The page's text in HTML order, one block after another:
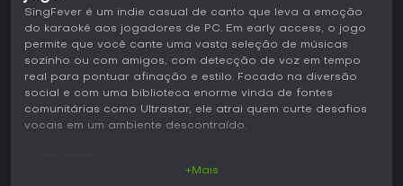
SingFever é um indie casual de canto que leva a emoção
do karaokê aos jogadores de PC. Em early access, o jogo
permite que você cante uma vasta seleção de músicas
sozinho ou com amigos, com detecção de voz em tempo
real para pontuar afinação e estilo. Focado na diversão
social e com uma biblioteca enorme vinda de fontes
comunitárias como Ultrastar, ele atrai quem curte desafios
vocais em um ambiente descontraído.
+Mais